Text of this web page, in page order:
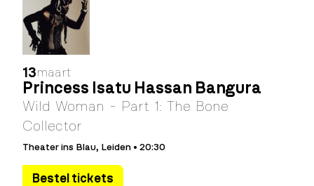
13maart
Princess Isatu Hassan Bangura
Wild Woman - Part 1: The Bone
Collector
Theater ins Blau, Leiden • 20:30
Bestel tickets